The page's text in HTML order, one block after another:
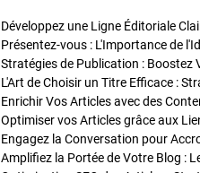
Développez une Ligne Éditoriale
Présentez-vous : L'Importance de
L'Art de Choisir un Titre Efficace :
Optimiser vos Articles grâce aux
Engagez la Conversation pour
Amplifiez la Portée de Votre Blog :